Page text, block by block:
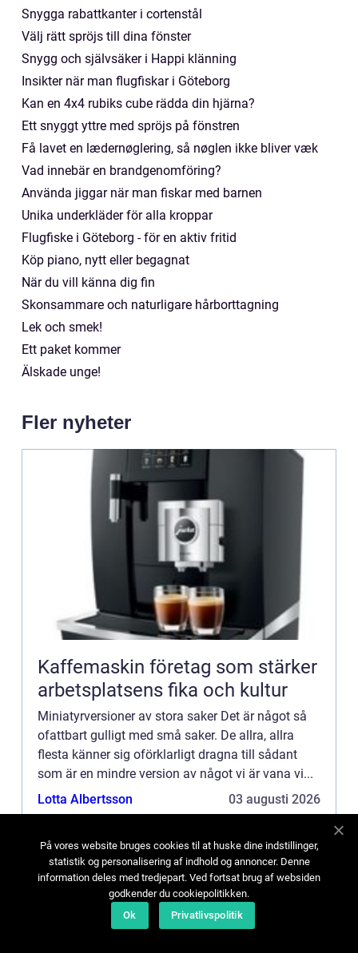
Snygga rabattkanter i cortenstål
Välj rätt spröjs till dina fönster
Snygg och självsäker i Happi klänning
Insikter när man flugfiskar i Göteborg
Kan en 4x4 rubiks cube rädda din hjärna?
Ett snyggt yttre med spröjs på fönstren
Få lavet en lædernøglering, så nøglen ikke bliver væk
Vad innebär en brandgenomföring?
Använda jiggar när man fiskar med barnen
Unika underkläder för alla kroppar
Flugfiske i Göteborg - för en aktiv fritid
Köp piano, nytt eller begagnat
När du vill känna dig fin
Skonsammare och naturligare hårborttagning
Lek och smek!
Ett paket kommer
Älskade unge!
Fler nyheter
Kaffemaskin företag som stärker
arbetsplatsens fika och kultur
Miniatyrversioner av stora saker Det är något så
ofattbart gulligt med små saker. De allra, allra
flesta känner sig oförklarligt dragna till sådant
som är en mindre version av något vi är vana vi...
Lotta Albertsson
03 augusti 2026
På vores website bruges cookies til at huske dine indstillinger,
statistik og personalisering af indhold og annoncer. Denne
information deles med tredjepart. Ved fortsat brug af websiden
godkender du cookiepolitikken.
Ok
Privatlivspolitik